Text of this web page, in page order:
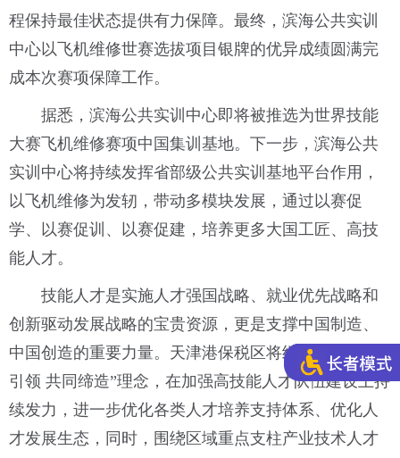
程保持最佳状态提供有力保障。最终，滨海公共实训
中心以飞机维修世赛选拔项目银牌的优异成绩圆满完
成本次赛项保障工作。
据悉，滨海公共实训中心即将被推选为世界技能
大赛飞机维修赛项中国集训基地。下一步，滨海公共
实训中心将持续发挥省部级公共实训基地平台作用，
以飞机维修为发轫，带动多模块发展，通过以赛促
学、以赛促训、以赛促建，培养更多大国工匠、高技
能人才。
技能人才是实施人才强国战略、就业优先战略和
创新驱动发展战略的宝贵资源，更是支撑中国制造、
中国创造的重要力量。天津港保税区将继续坚持“党建
引领 共同缔造”理念，在加强高技能人才队伍建设上持
续发力，进一步优化各类人才培养支持体系、优化人
才发展生态，同时，围绕区域重点支柱产业技术人才